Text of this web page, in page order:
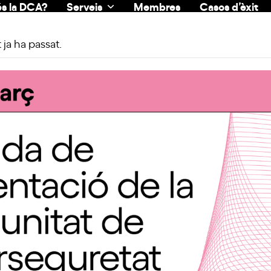
la DCA? Serveis Membres Casos d’èxit
ha passat.